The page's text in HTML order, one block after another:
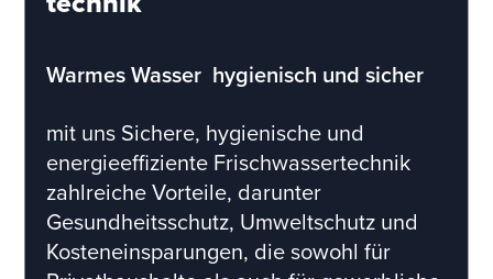
Warmes Wasser  hygienisch und sicher
mit uns Sichere, hygienische und
energieeffiziente Frischwassertechnik
zahlreiche Vorteile, darunter
Gesundheitsschutz, Umweltschutz und
Kosteneinsparungen, die sowohl für